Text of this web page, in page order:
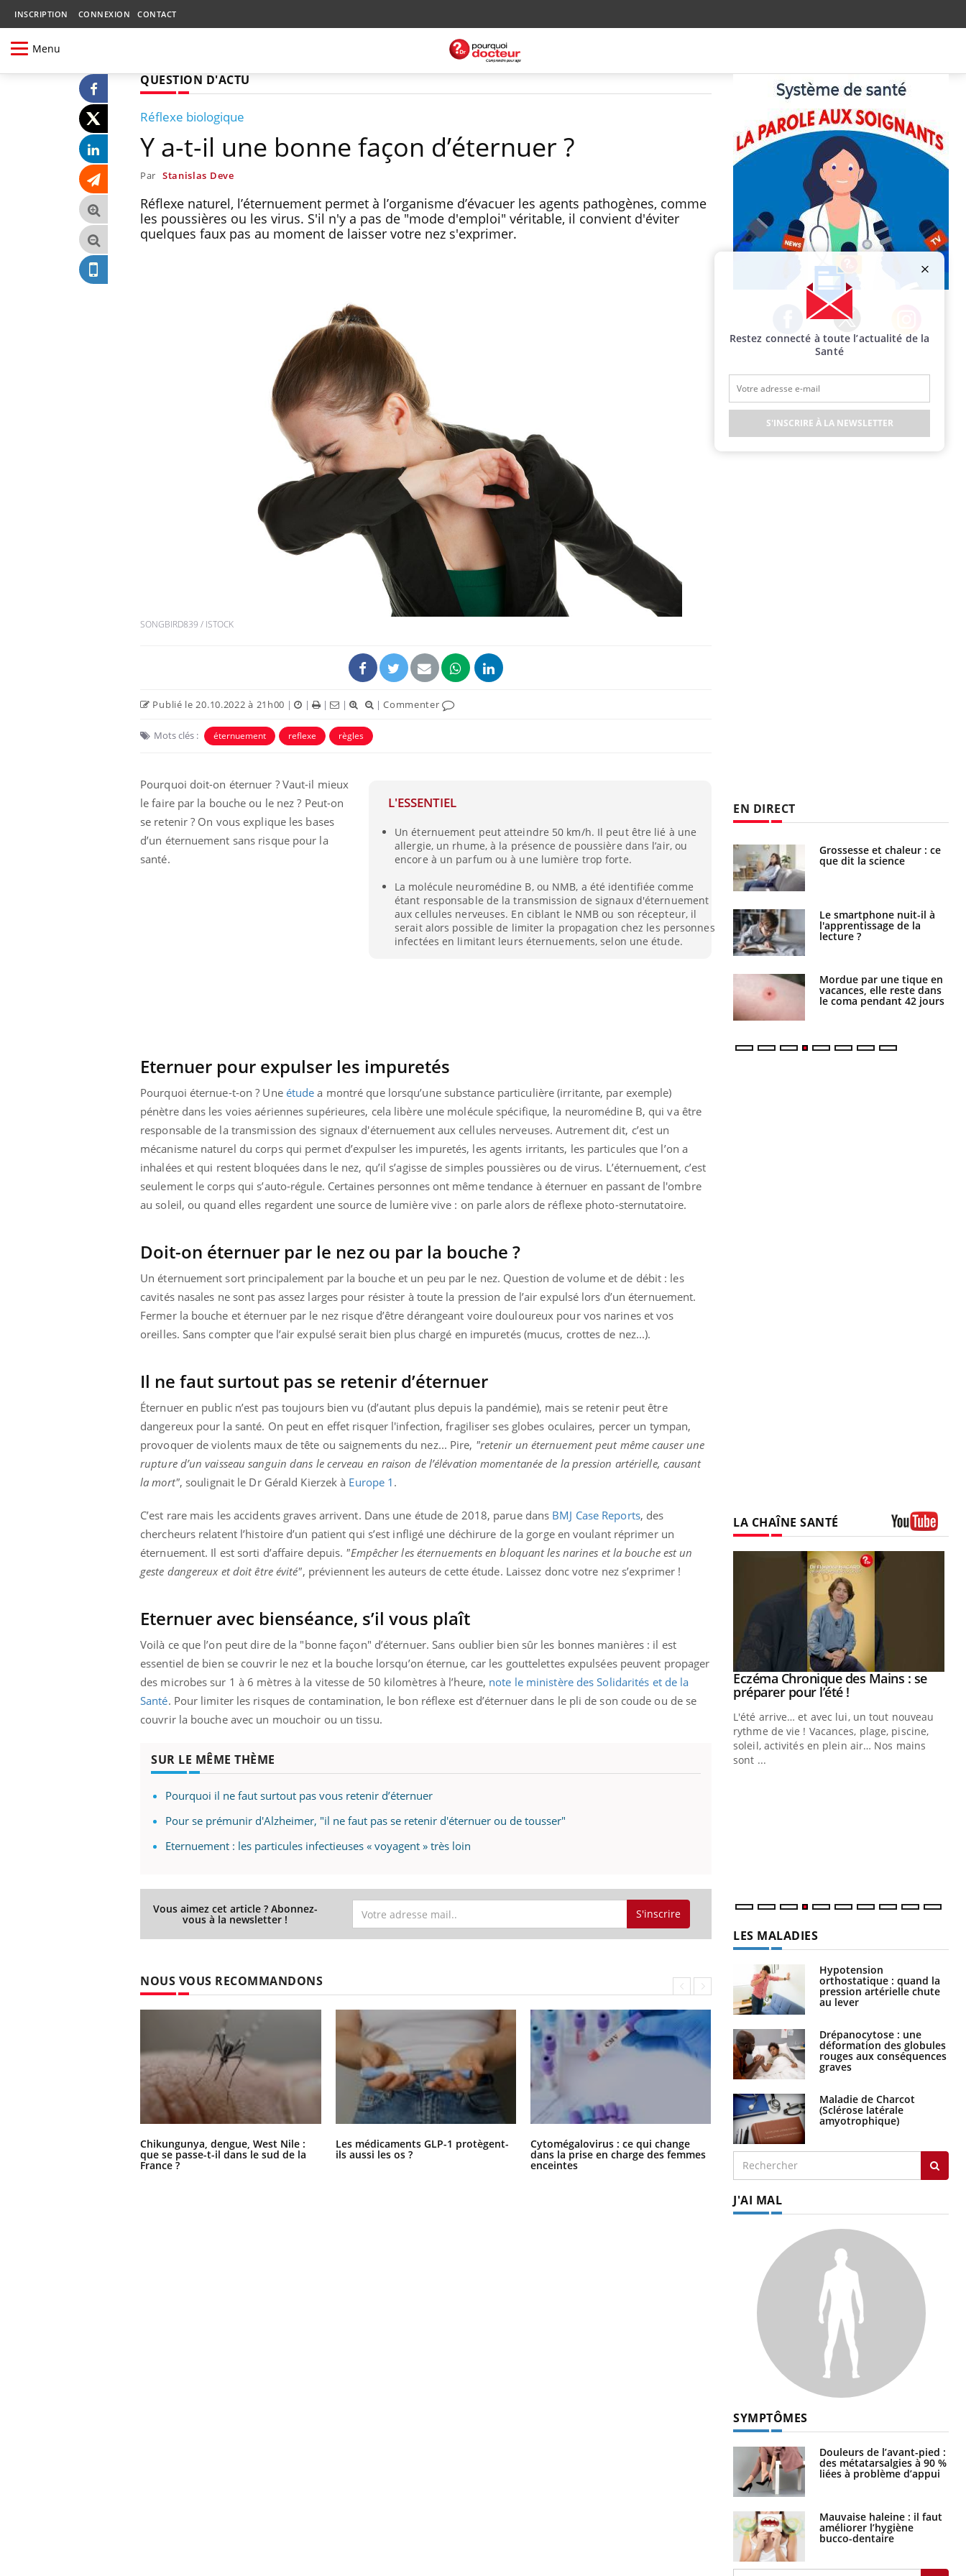
INSCRIPTION CONNEXION CONTACT
Menu
QUESTION D'ACTU
Réflexe biologique
Y a-t-il une bonne façon d’éternuer ?
Par Stanislas Deve
Réflexe naturel, l’éternuement permet à l’organisme d’évacuer les agents pathogènes, comme
les poussières ou les virus. S'il n'y a pas de "mode d'emploi" véritable, il convient d'éviter
quelques faux pas au moment de laisser votre nez s'exprimer.
SONGBIRD839 / ISTOCK
Publié le 20.10.2022 à 21h00 | | | | |Commenter
Mots clés : éternuement reflexe règles
L'ESSENTIEL
Un éternuement peut atteindre 50 km/h. Il peut être lié à une
allergie, un rhume, à la présence de poussière dans l’air, ou
encore à un parfum ou à une lumière trop forte.
La molécule neuromédine B, ou NMB, a été identifiée comme
étant responsable de la transmission de signaux d'éternuement
aux cellules nerveuses. En ciblant le NMB ou son récepteur, il
serait alors possible de limiter la propagation chez les personnes
infectées en limitant leurs éternuements, selon une étude.
Pourquoi doit-on éternuer ? Vaut-il mieux
le faire par la bouche ou le nez ? Peut-on
se retenir ? On vous explique les bases
d’un éternuement sans risque pour la
santé.
Eternuer pour expulser les impuretés
Pourquoi éternue-t-on ? Une étude a montré que lorsqu’une substance particulière (irritante, par exemple)
pénètre dans les voies aériennes supérieures, cela libère une molécule spécifique, la neuromédine B, qui va être
responsable de la transmission des signaux d'éternuement aux cellules nerveuses. Autrement dit, c’est un
mécanisme naturel du corps qui permet d’expulser les impuretés, les agents irritants, les particules que l’on a
inhalées et qui restent bloquées dans le nez, qu’il s’agisse de simples poussières ou de virus. L’éternuement, c’est
seulement le corps qui s’auto-régule. Certaines personnes ont même tendance à éternuer en passant de l'ombre
au soleil, ou quand elles regardent une source de lumière vive : on parle alors de réflexe photo-sternutatoire.
Doit-on éternuer par le nez ou par la bouche ?
Un éternuement sort principalement par la bouche et un peu par le nez. Question de volume et de débit : les
cavités nasales ne sont pas assez larges pour résister à toute la pression de l’air expulsé lors d’un éternuement.
Fermer la bouche et éternuer par le nez risque d’être dérangeant voire douloureux pour vos narines et vos
oreilles. Sans compter que l’air expulsé serait bien plus chargé en impuretés (mucus, crottes de nez...).
Il ne faut surtout pas se retenir d’éternuer
Éternuer en public n’est pas toujours bien vu (d’autant plus depuis la pandémie), mais se retenir peut être
dangereux pour la santé. On peut en effet risquer l'infection, fragiliser ses globes oculaires, percer un tympan,
provoquer de violents maux de tête ou saignements du nez... Pire, "retenir un éternuement peut même causer une
rupture d’un vaisseau sanguin dans le cerveau en raison de l’élévation momentanée de la pression artérielle, causant
la mort", soulignait le Dr Gérald Kierzek à Europe 1 .
C’est rare mais les accidents graves arrivent. Dans une étude de 2018, parue dans BMJ Case Reports, des
chercheurs relatent l’histoire d’un patient qui s’est infligé une déchirure de la gorge en voulant réprimer un
éternuement. Il est sorti d’affaire depuis. "Empêcher les éternuements en bloquant les narines et la bouche est un
geste dangereux et doit être évité", préviennent les auteurs de cette étude. Laissez donc votre nez s’exprimer !
Eternuer avec bienséance, s’il vous plaît
Voilà ce que l’on peut dire de la "bonne façon" d’éternuer. Sans oublier bien sûr les bonnes manières : il est
essentiel de bien se couvrir le nez et la bouche lorsqu’on éternue, car les gouttelettes expulsées peuvent propager
des microbes sur 1 à 6 mètres à la vitesse de 50 kilomètres à l’heure, note le ministère des Solidarités et de la
Santé. Pour limiter les risques de contamination, le bon réflexe est d’éternuer dans le pli de son coude ou de se
couvrir la bouche avec un mouchoir ou un tissu.
SUR LE MÊME THÈME
Pourquoi il ne faut surtout pas vous retenir d’éternuer
Pour se prémunir d'Alzheimer, "il ne faut pas se retenir d'éternuer ou de tousser"
Eternuement : les particules infectieuses « voyagent » très loin
Vous aimez cet article ? Abonnez-
vous à la newsletter ! S'inscrire
NOUS VOUS RECOMMANDONS
Chikungunya, dengue, West Nile :
que se passe-t-il dans le sud de la
France ?
Les médicaments GLP-1 protègent-
ils aussi les os ?
Cytomégalovirus : ce qui change
dans la prise en charge des femmes
enceintes
La sieste empêche-t-elle de dormir
la nuit ?
Facebook Twitter Instagram
EN DIRECT
Chikungunya, dengue, La sieste empêche-t-elle
de dormir la nuit ?
VIH : la fin du comprimé
tous les jours se profile-t-
elle enfin ?
Fortes chaleurs :
pourquoi le risque de
Le Viagra pourrait-il
freiner la propagation du
cancer ?
Grossesse et chaleur : ce
que dit la science
Le smartphone nuit-il à
l'apprentissage de la
lecture ?
Mordue par une tique en
vacances, elle reste dans
le coma pendant 42 jours
LA CHAÎNE SANTÉ
Eczéma Chronique des Mains :
expliquer ma maladieYoutube
Il y a des sujets qui sont faciles à aborder...
Youtube
Carence en fer : comprendre pour
prévenir Youtube
Fatigue, irritabilité, brouillard mental ou
Youtube
Insuline & Charge mentale : et si on
osait en parler??Youtube
Youtube
Eczéma Chronique des Mains : se
préparer pour l’été !Youtube
L'été arrive… et avec lui, un tout nouveau
rythme de vie ! Vacances, plage, piscine,
soleil, activités en plein air… Nos mains
sont ...
LES MALADIES
Hypotension
orthostatique : quand la
pression artérielle chute
au lever
Drépanocytose : une
déformation des globules
rouges aux conséquences
graves
Maladie de Charcot
(Sclérose latérale
amyotrophique)
J'AI MAL
SYMPTÔMES
Douleurs de l’avant-pied :
des métatarsalgies à 90 %
liées à problème d’appui
Mauvaise haleine : il faut
améliorer l’hygiène
bucco-dentaire
Restez connecté à toute l’actualité de la
Santé
S'INSCRIRE À LA NEWSLETTER